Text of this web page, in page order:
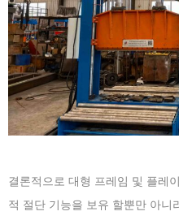
결론적으로 대형 프레임 및 플레
적 절단 기능을 보유 할뿐만 아니